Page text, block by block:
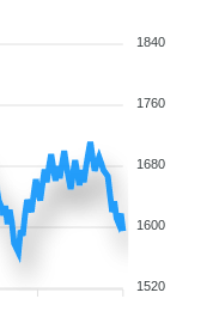
1840
1760
1680
1600
1520